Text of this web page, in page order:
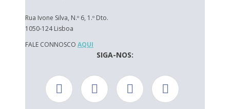
Rua Ivone Silva, N.º 6, 1.º Dto.
1050-124 Lisboa
FALE CONNOSCO AQUI
SIGA-NOS: